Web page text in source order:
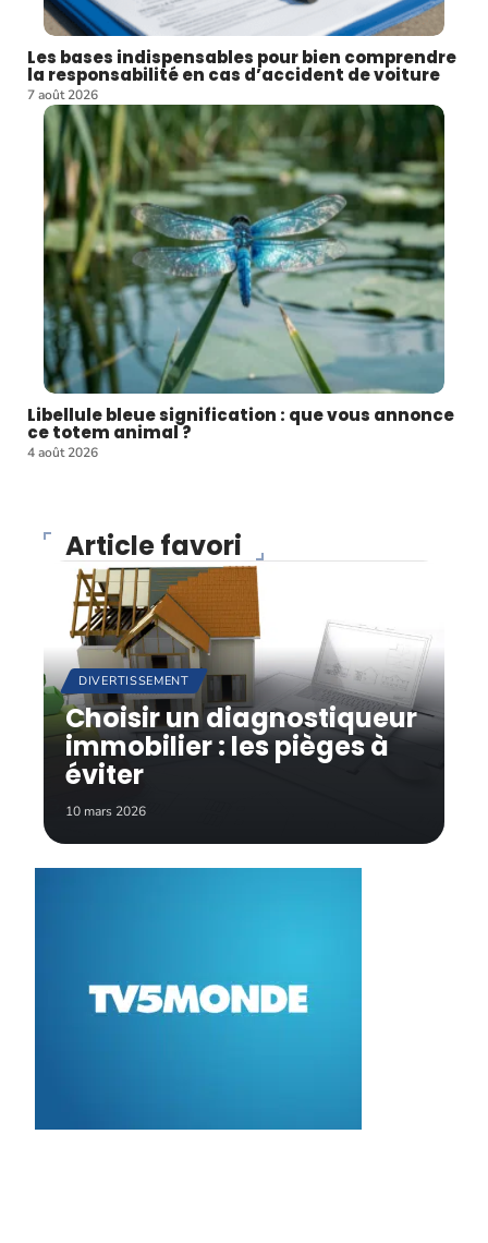
Les bases indispensables pour bien comprendre
la responsabilité en cas d’accident de voiture
7 août 2026
Libellule bleue signification : que vous annonce
ce totem animal ?
4 août 2026
Article favori
DIVERTISSEMENT
Choisir un diagnostiqueur
immobilier : les pièges à
éviter
10 mars 2026